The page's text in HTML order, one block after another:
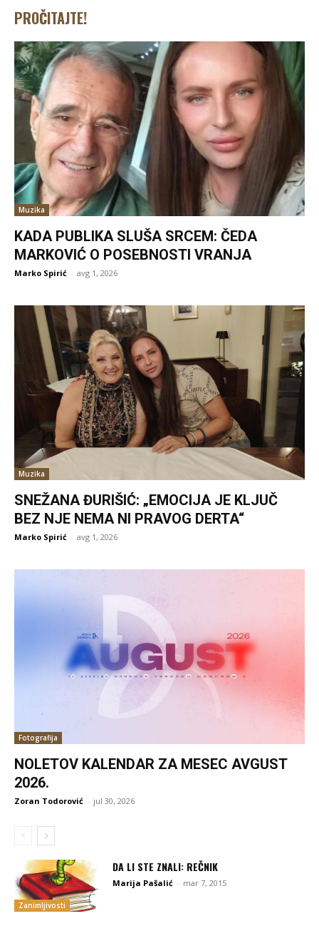
PROČITAJTE!
Muzika
KADA PUBLIKA SLUŠA SRCEM: ČEDA
MARKOVIĆ O POSEBNOSTI VRANJA
Marko Spirić - avg 1, 2026
Muzika
SNEŽANA ĐURIŠIĆ: „EMOCIJA JE KLJUČ
BEZ NJE NEMA NI PRAVOG DERTA“
Marko Spirić - avg 1, 2026
Fotografija
NOLETOV KALENDAR ZA MESEC AVGUST
2026.
Zoran Todorović - jul 30, 2026
Zanimljivosti
DA LI STE ZNALI: REČNIK
Marija Pašalić - mar 7, 2015